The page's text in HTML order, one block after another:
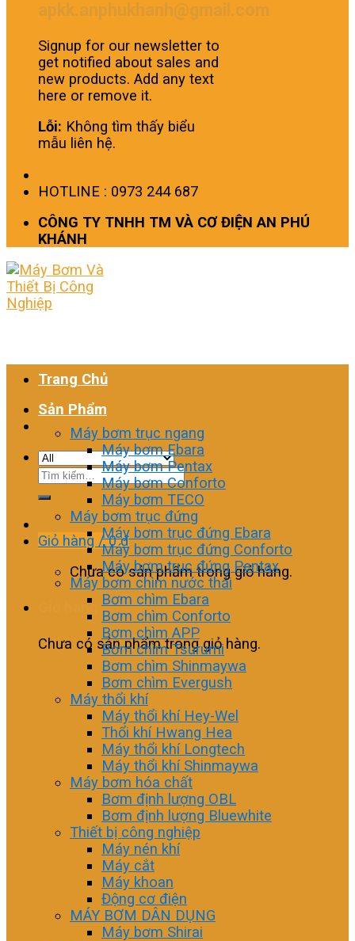
Signup for our newsletter to
get notified about sales and
new products. Add any text
here or remove it.
Lỗi: Không tìm thấy biểu
mẫu liên hệ.
HOTLINE : 0973 244 687
CÔNG TY TNHH TM VÀ CƠ ĐIỆN AN PHÚ
KHÁNH
Tìm
Giỏ hàng /0₫
Chưa có sản phẩm trong giỏ hàng.
Giỏ hàng
Chưa có sản phẩm trong giỏ hàng.
Trang Chủ
Sản Phẩm
Máy bơm trục ngang
Máy bơm Ebara
Máy bơm Pentax
Máy bơm Conforto
Máy bơm TECO
Máy bơm trục đứng
Máy bơm trục đứng Ebara
Máy bơm trục đứng Conforto
Máy bơm trục đứng Pentax
Máy bơm chìm nước thải
Bơm chìm Ebara
Bơm chìm Conforto
Bơm chìm APP
Bơm chìm Tsurumi
Bơm chìm Shinmaywa
Bơm chìm Evergush
Máy thổi khí
Máy thổi khí Hey-Wel
Thổi khí Hwang Hea
Máy thổi khí Longtech
Máy thổi khí Shinmaywa
Máy bơm hóa chất
Bơm định lượng OBL
Bơm định lượng Bluewhite
Thiết bị công nghiệp
Máy nén khí
Máy cắt
Máy khoan
Động cơ điện
MÁY BƠM DÂN DỤNG
Máy bơm Shirai